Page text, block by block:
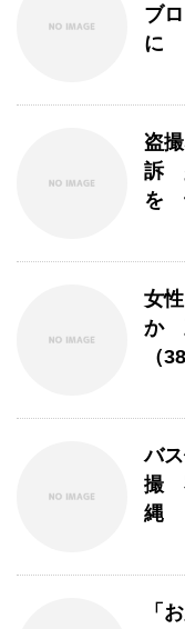
ブ
に
盗
訴
を
女
か
（
バ
撮
縄
「